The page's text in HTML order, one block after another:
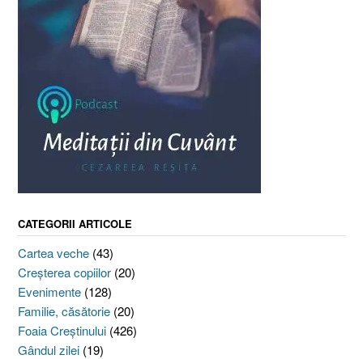
CATEGORII ARTICOLE
Cartea veche (43)
Creşterea copiilor (20)
Evenimente (128)
Familie, căsătorie (20)
Foaia Creştinului (426)
Gândul zilei (19)